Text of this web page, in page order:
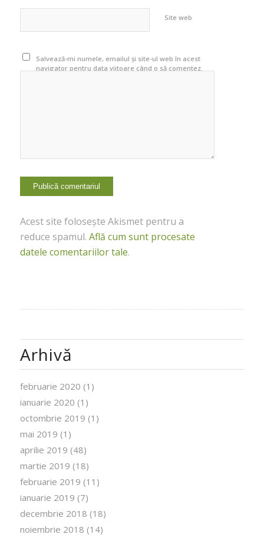
Site web
Salvează-mi numele, emailul și site-ul web în acest
navigator pentru data viitoare când o să comentez.
Acest site folosește Akismet pentru a
reduce spamul. Află cum sunt procesate
datele comentariilor tale.
Arhivă
februarie 2020 (1)
ianuarie 2020 (1)
octombrie 2019 (1)
mai 2019 (1)
aprilie 2019 (48)
martie 2019 (18)
februarie 2019 (11)
ianuarie 2019 (7)
decembrie 2018 (18)
noiembrie 2018 (14)